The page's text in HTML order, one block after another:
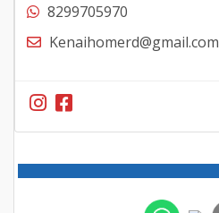
8299705970
Kenaihomerd@gmail.com